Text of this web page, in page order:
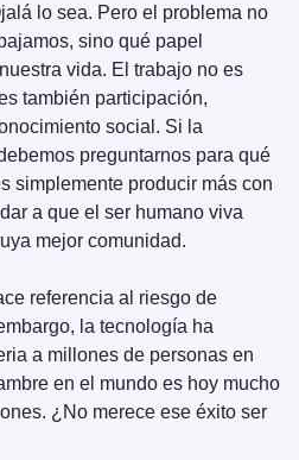
lo sea. Pero el problema no
sino qué papel
vida. El trabajo no es
también participación,
social. Si la
preguntarnos para qué
simplemente producir más con
a que el ser humano viva
mejor comunidad.
referencia al riesgo de
la tecnología ha
a millones de personas en
en el mundo es hoy mucho
¿No merece ese éxito ser